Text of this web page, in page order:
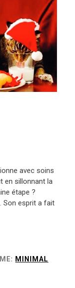
avec soins
en sillonnant la
étape ?
Son esprit a fait
MINIMAL